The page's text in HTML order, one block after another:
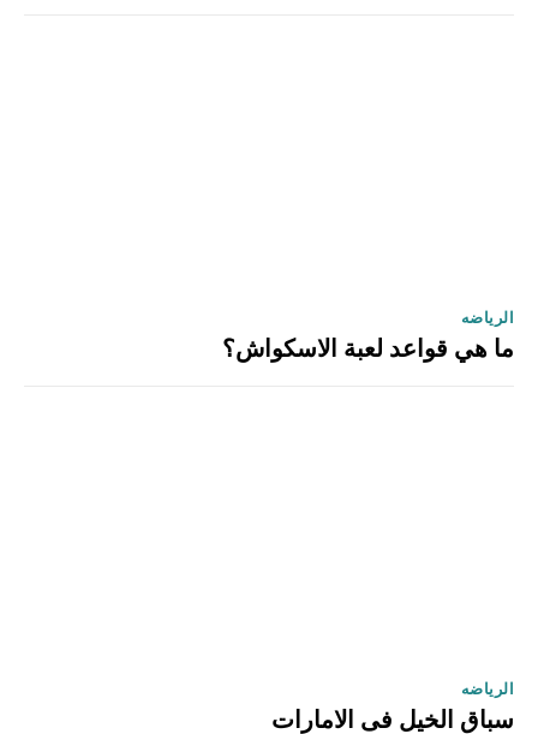
الرياضه
ما هي قواعد لعبة الاسكواش؟
الرياضه
سباق الخيل فى الامارات